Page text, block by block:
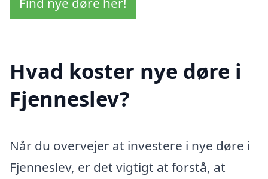
Hvad koster nye døre i
Fjenneslev?
Når du overvejer at investere i nye døre i
Fjenneslev, er det vigtigt at forstå, at